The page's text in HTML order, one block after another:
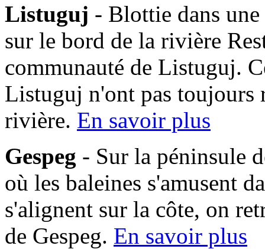
Listuguj - Blottie dans une
sur le bord de la rivière
communauté de Listuguj.
Listuguj n'ont pas toujours
rivière. En savoir plus
Gespeg - Sur la péninsule
où les baleines s'amusent
s'alignent sur la côte, on
de Gespeg. En savoir plus